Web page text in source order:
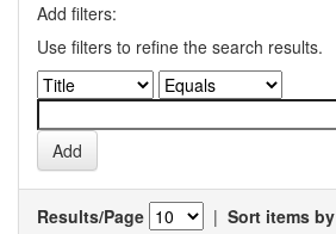
Add filters:
Use filters to refine the search results.
Results/Page | Sort items by